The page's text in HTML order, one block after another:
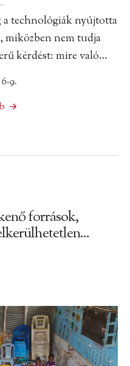
a technológiák nyújtotta
miközben nem tudja
kérdést: mire való…
6-9.
források,